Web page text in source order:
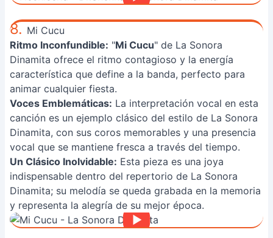
8. Mi Cucu
Ritmo Inconfundible: "Mi Cucu" de La Sonora
Dinamita ofrece el ritmo contagioso y la energía
característica que define a la banda, perfecto para
animar cualquier fiesta.
Voces Emblemáticas: La interpretación vocal en esta
canción es un ejemplo clásico del estilo de La Sonora
Dinamita, con sus coros memorables y una presencia
vocal que se mantiene fresca a través del tiempo.
Un Clásico Inolvidable: Esta pieza es una joya
indispensable dentro del repertorio de La Sonora
Dinamita; su melodía se queda grabada en la memoria
y representa la alegría de su mejor época.